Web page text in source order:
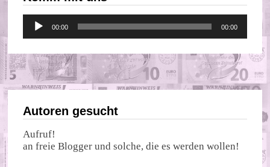
Audio-
Player
00:00 00:00
Autoren gesucht
Aufruf!
an freie Blogger und solche, die es werden wollen!